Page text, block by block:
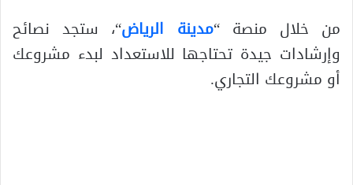
من خلال منصة “مدينة الرياض“، ستجد نصائح
وإرشادات جيدة تحتاجها للاستعداد لبدء مشروعك
أو مشروعك التجاري.